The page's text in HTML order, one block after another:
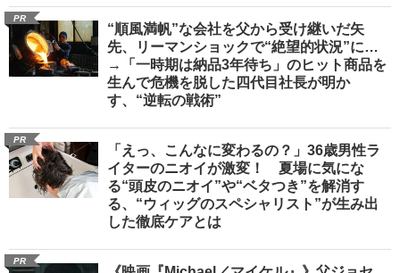
PR
“順風満帆”な会社を父から受け継いだ矢
先、リーマンショックで“絶望的状況”に…
→「一時期は納品3年待ち」のヒット商品を
生んで危機を脱した四代目社長が明か
す、“逆転の戦術”
PR
「えっ、こんなに変わるの？」36歳男性ラ
イターのニオイが激変！ 夏場に気にな
る“頭皮のニオイ”や“ベタつき”を解消す
る、“ウィッグのスペシャリスト”が生み出
した徹底ケアとは
PR